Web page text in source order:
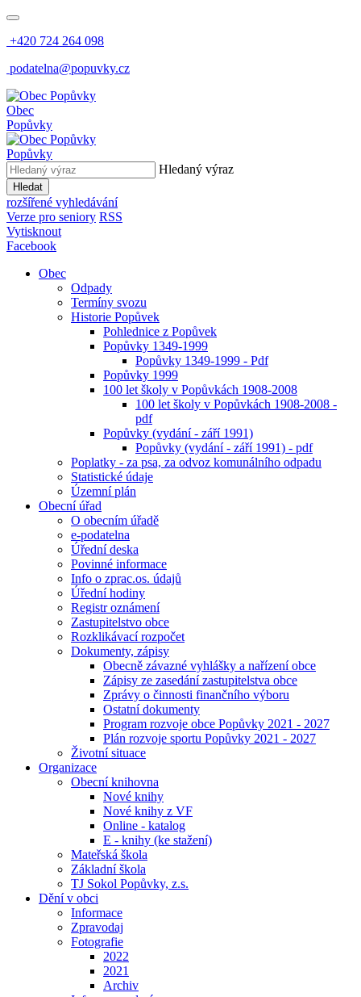
+420 724 264 098
podatelna@popuvky.cz
Obec
Popůvky
Popůvky
Hledaný výraz
Hledat
rozšířené vyhledávání
Verze pro seniory RSS
Vytisknout
Facebook
Obec
Odpady
Termíny svozu
Historie Popůvek
Pohlednice z Popůvek
Popůvky 1349-1999
Popůvky 1349-1999 - Pdf
Popůvky 1999
100 let školy v Popůvkách 1908-2008
100 let školy v Popůvkách 1908-2008 -
pdf
Popůvky (vydání - září 1991)
Popůvky (vydání - září 1991) - pdf
Poplatky - za psa, za odvoz komunálního odpadu
Statistické údaje
Územní plán
Obecní úřad
O obecním úřadě
e-podatelna
Úřední deska
Povinné informace
Info o zprac.os. údajů
Úřední hodiny
Registr oznámení
Zastupitelstvo obce
Rozklikávací rozpočet
Dokumenty, zápisy
Obecně závazné vyhlášky a nařízení obce
Zápisy ze zasedání zastupitelstva obce
Zprávy o činnosti finančního výboru
Ostatní dokumenty
Program rozvoje obce Popůvky 2021 - 2027
Plán rozvoje sportu Popůvky 2021 - 2027
Životní situace
Organizace
Obecní knihovna
Nové knihy
Nové knihy z VF
Online - katalog
E - knihy (ke stažení)
Mateřská škola
Základní škola
TJ Sokol Popůvky, z.s.
Dění v obci
Informace
Zpravodaj
Fotografie
2022
2021
Archiv